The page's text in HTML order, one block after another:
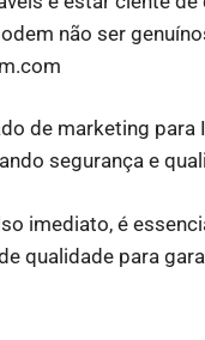
não ser
de marketing
segurança e
imediato, é
qualidade para